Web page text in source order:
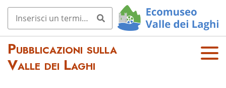
Pubblicazioni sulla
Valle dei Laghi
OPE